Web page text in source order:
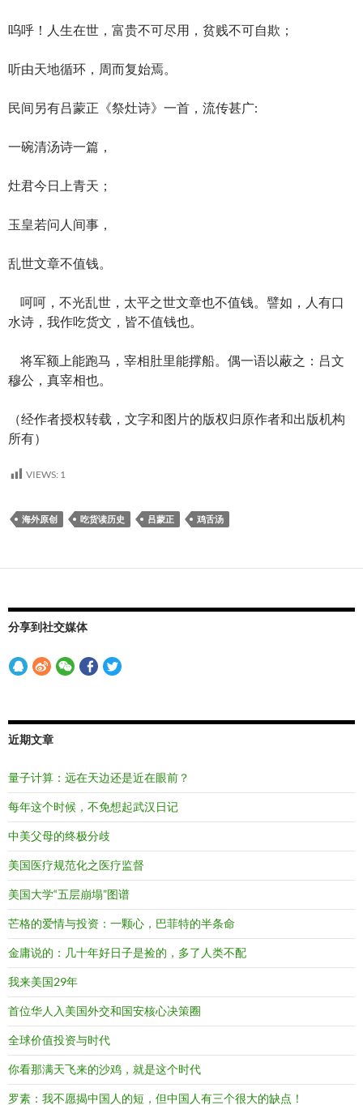
呜呼！人生在世，富贵不可尽用，贫贱不可自欺；
听由天地循环，周而复始焉。
民间另有吕蒙正《祭灶诗》一首，流传甚广:
一碗清汤诗一篇，
灶君今日上青天；
玉皇若问人间事，
乱世文章不值钱。
呵呵，不光乱世，太平之世文章也不值钱。譬如，人有口
水诗，我作吃货文，皆不值钱也。
将军额上能跑马，宰相肚里能撑船。偶一语以蔽之：吕文
穆公，真宰相也。
（经作者授权转载，文字和图片的版权归原作者和出版机构
所有）
VIEWS: 1
海外原创 吃货读历史 吕蒙正 鸡舌汤
分享到社交媒体
近期文章
量子计算：远在天边还是近在眼前？
每年这个时候，不免想起武汉日记
中美父母的终极分歧
美国医疗规范化之医疗监督
美国大学“五层崩塌”图谱
芒格的爱情与投资：一颗心，巴菲特的半条命
金庸说的：几十年好日子是捡的，多了人类不配
我来美国29年
首位华人入美国外交和国安核心决策圈
全球价值投资与时代
你看那满天飞来的沙鸡，就是这个时代
罗素：我不愿揭中国人的短，但中国人有三个很大的缺点！